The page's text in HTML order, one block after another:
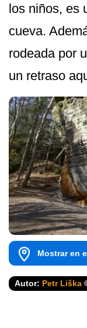
los niños, es
cueva.
rodeada por
un retraso
Mostrar en
Autor: Petr Liška